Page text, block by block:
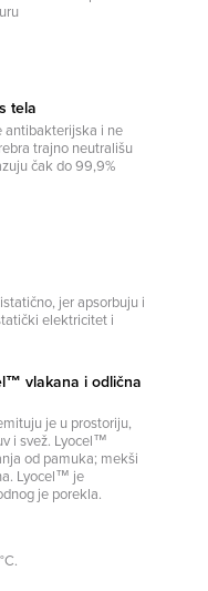
tela
antibakterijska i ne
trajno neutrališu
čak do 99,9%
jer apsorbuju i
elektricitet i
vlakana i odlična
je u prostoriju,
i svež. Lyocel™
od pamuka; mekši
Lyocel™ je
je porekla.